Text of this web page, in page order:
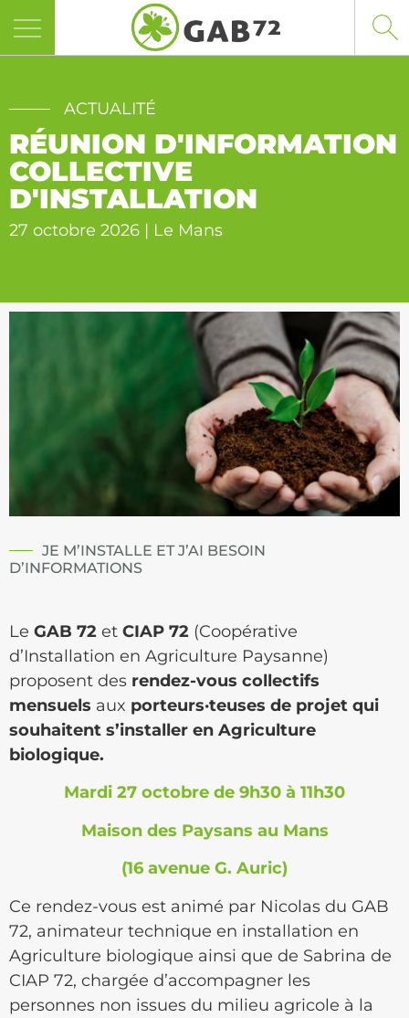
ACTUALITÉ
RÉUNION D'INFORMATION
COLLECTIVE
D'INSTALLATION
27 octobre 2026 | Le Mans
JE M’INSTALLE ET J’AI BESOIN
D’INFORMATIONS
Le GAB 72 et CIAP 72 (Coopérative
d’Installation en Agriculture Paysanne)
proposent des rendez-vous collectifs
mensuels aux porteurs·teuses de projet qui
souhaitent s’installer en Agriculture
biologique.
Mardi 27 octobre de 9h30 à 11h30
Maison des Paysans au Mans
(16 avenue G. Auric)
Ce rendez-vous est animé par Nicolas du GAB
72, animateur technique en installation en
Agriculture biologique ainsi que de Sabrina de
CIAP 72, chargée d’accompagner les
personnes non issues du milieu agricole à la
Panneau de gestion des cookies